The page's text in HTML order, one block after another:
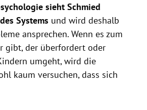
sieht Schmied
Systems und wird deshalb
ansprechen. Wenn es zum
gibt, der überfordert oder
umgeht, wird die
kaum versuchen, dass sich